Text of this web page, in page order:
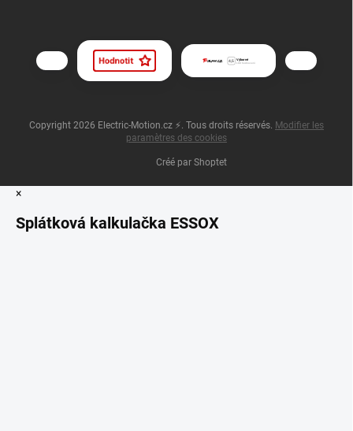
Créé par Shoptet
Copyright 2026 Electric-Motion.cz ⚡. Tous droits réservés. Modifier les
paramètres des cookies
×
Splátková kalkulačka ESSOX